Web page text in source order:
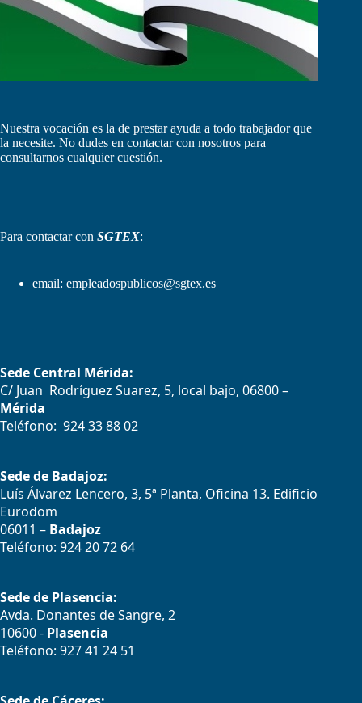
Nuestra vocación es la de prestar ayuda a todo trabajador que
la necesite. No dudes en contactar con nosotros para
consultarnos cualquier cuestión.
Para contactar con SGTEX:
email: empleadospublicos@sgtex.es
Sede Central Mérida:
C/ Juan Rodríguez Suarez, 5, local bajo, 06800 –
Mérida
Teléfono: 924 33 88 02
Sede de Badajoz:
Luís Álvarez Lencero, 3, 5ª Planta, Oficina 13. Edificio
Eurodom
06011 – Badajoz
Teléfono: 924 20 72 64
Sede de Plasencia:
Avda. Donantes de Sangre, 2
10600 - Plasencia
Teléfono: 927 41 24 51